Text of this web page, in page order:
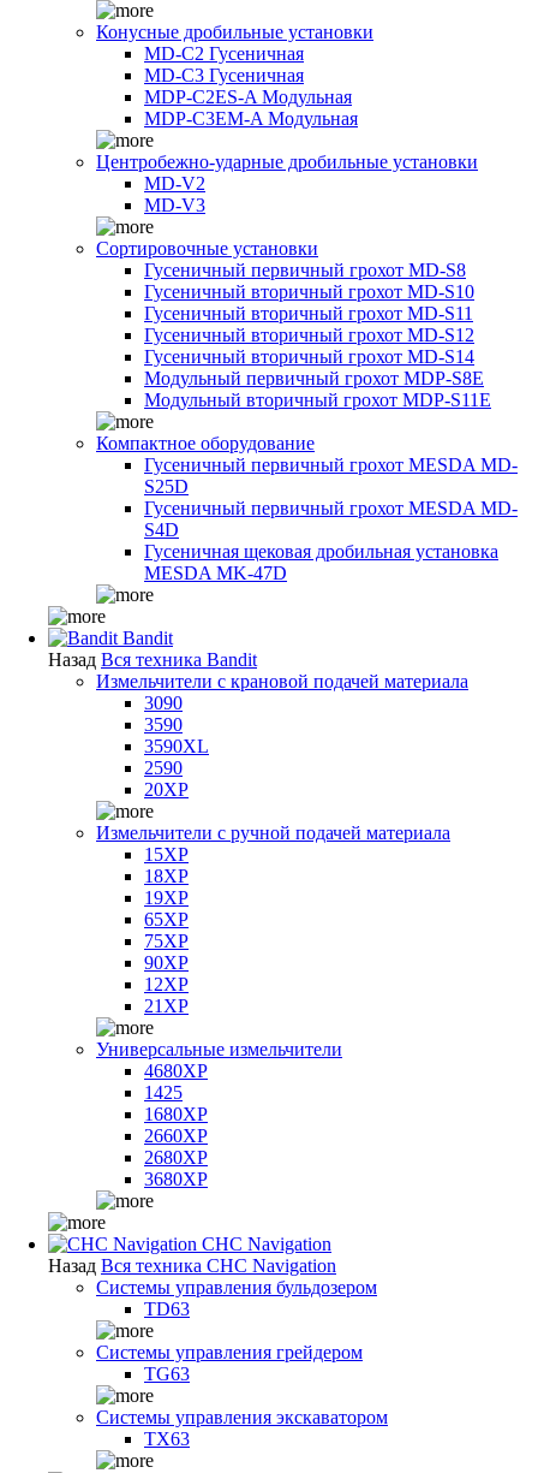
Конусные дробильные установки
MD-C2 Гусеничная
MD-C3 Гусеничная
MDP-C2ES-A Модульная
MDP-C3EM-A Модульная
Центробежно-ударные дробильные установки
MD-V2
MD-V3
Сортировочные установки
Гусеничный первичный грохот MD-S8
Гусеничный вторичный грохот MD-S10
Гусеничный вторичный грохот MD-S11
Гусеничный вторичный грохот MD-S12
Гусеничный вторичный грохот MD-S14
Модульный первичный грохот MDP-S8E
Модульный вторичный грохот MDP-S11E
Компактное оборудование
Гусеничный первичный грохот MESDA MD-
S25D
Гусеничный первичный грохот MESDA MD-
S4D
Гусеничная щековая дробильная установка
MESDA MK-47D
Bandit
Назад Вся техника Bandit
Измельчители с крановой подачей материала
3090
3590
3590XL
2590
20XP
Измельчители с ручной подачей материала
15XP
18XP
19XP
65XP
75XP
90XP
12XP
21XP
Универсальные измельчители
4680XP
1425
1680XP
2660XP
2680XP
3680XP
CHC Navigation
Назад Вся техника CHC Navigation
Системы управления бульдозером
TD63
Системы управления грейдером
TG63
Системы управления экскаватором
TX63